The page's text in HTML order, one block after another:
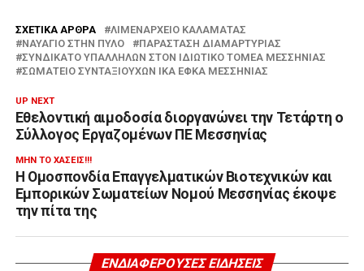
ΣΧΕΤΙΚΆ ΆΡΘΡΑ
ΛΙΜΕΝΑΡΧΕΊΟ ΚΑΛΑΜΆΤΑΣ
ΝΑΥΆΓΙΟ ΣΤΗΝ ΠΎΛΟ
ΠΑΡΆΣΤΑΣΗ ΔΙΑΜΑΡΤΥΡΊΑΣ
ΣΥΝΔΙΚΑΤΟ ΥΠΑΛΛΗΛΩΝ ΣΤΟΝ ΙΔΙΩΤΙΚΟ ΤΟΜΕΑ ΜΕΣΣΗΝΙΑΣ
ΣΩΜΑΤΕΊΟ ΣΥΝΤΑΞΙΟΥΧΩΝ ΙΚΑ ΕΦΚΑ ΜΕΣΣΗΝΊΑΣ
UP NEXT
Eθελοντική αιμοδοσία διοργανώνει την Τετάρτη o
Σύλλογος Εργαζομένων ΠΕ Μεσσηνίας
ΜΗΝ ΤΟ ΧΆΣΕΙΣ!!!
Η Ομοσπονδία Επαγγελματικών Βιοτεχνικών και
Εμπορικών Σωματείων Νομού Μεσσηνίας έκοψε
την πίτα της
ΕΝΔΙΑΦΈΡΟΥΣΕΣ ΕΙΔΉΣΕΙΣ